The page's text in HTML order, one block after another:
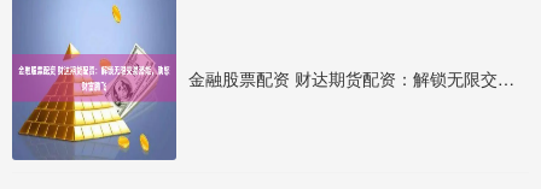
金融股票配资 财达期货配资：解锁无限交易潜能，助您财富腾飞